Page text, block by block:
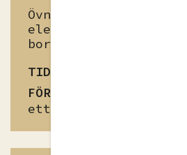
Övningens syfte är
eleverna på att
bort från sitt manus.
TID
FÖRBEREDELSE
ett tal att hålla